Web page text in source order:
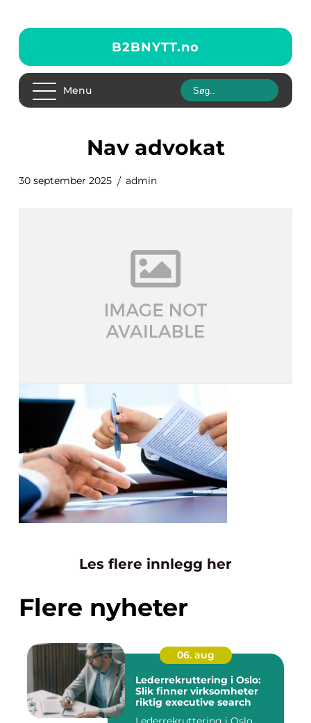
B2BNYTT.no
Menu
nav advokat
30 september 2025 admin
Les flere innlegg her
Flere nyheter
06. aug
Lederrekruttering i Oslo:
Slik finner virksomheter
riktig executive search